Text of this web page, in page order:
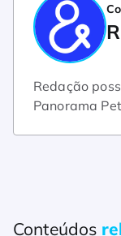
Redação
Panorama
Conteúdos